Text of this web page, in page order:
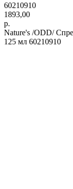
60210910
1893,00
р.
Nature's /ODD/
125 мл 60210910